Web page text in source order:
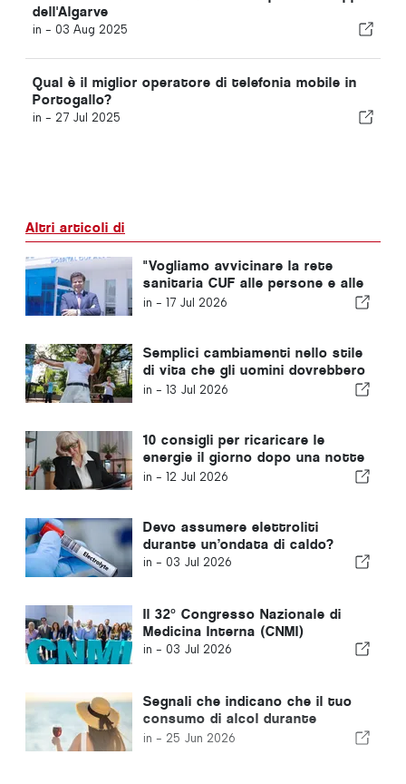
dell'Algarve
in - 03 Aug 2025
Qual è il miglior operatore di telefonia mobile in
Portogallo?
in - 27 Jul 2025
Altri articoli di
"Vogliamo avvicinare la rete
sanitaria CUF alle persone e alle
comunità che serviamo"
in - 17 Jul 2026
Semplici cambiamenti nello stile
di vita che gli uomini dovrebbero
adottare ogni dieci anni,
in - 13 Jul 2026
10 consigli per ricaricare le
energie il giorno dopo una notte
insonne
in - 12 Jul 2026
Devo assumere elettroliti
durante un’ondata di caldo?
in - 03 Jul 2026
Il 32° Congresso Nazionale di
Medicina Interna (CNMI)
in - 03 Jul 2026
Segnali che indicano che il tuo
consumo di alcol durante
l'estate è fuori controllo
in - 25 Jun 2026